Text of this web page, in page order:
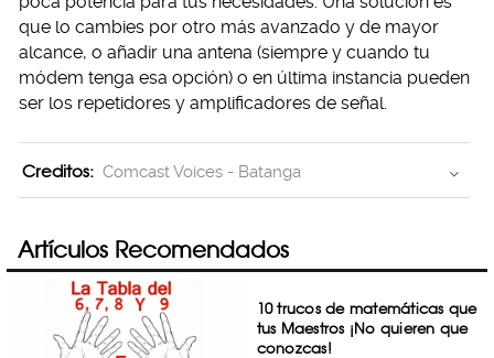
que lo cambies por otro más avanzado y de mayor
alcance, o añadir una antena (siempre y cuando tu
módem tenga esa opción) o en última instancia pueden
ser los repetidores y amplificadores de señal.
Creditos: Comcast Voices - Batanga
Artículos Recomendados
10 trucos de matemáticas que
tus Maestros ¡No quieren que
conozcas!